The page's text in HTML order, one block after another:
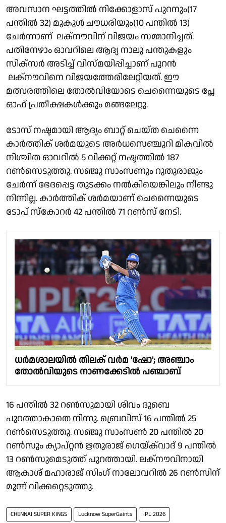
അവസാന ഘട്ടത്തിൽ നിക്കോളാസ് പുറനും(17
പന്തില്‍ 32) മുകുള്‍ ചൗധരിയും(10 പന്തില്‍ 13)
ചേര്‍ന്നാണ് ലക്നൗവിന് വിജയം സമ്മാനിച്ചത്.
പതിനേഴാം ഓവറിലെ ആദ്യ നാലു പന്തുകളും
സിക്സർ അടിച്ച് വിസ്മയിപ്പിച്ചാണ് പുറൻ
ലക്നൗവിനെ വിജയത്തേരിലേറ്റിയത്. ഈ
മത്സരത്തിലെ തോല്‍വിയോടെ ചെന്നൈയുടെ പ്ലേ
ഓഫ് പ്രതീക്ഷകള്‍ക്കും മങ്ങലേറ്റു.
ടോസ് നഷ്ടമായി ആദ്യം ബാറ്റ് ചെയ്ത ചെന്നൈ
കാര്‍ത്തിക് ശര്‍മയുടെ അര്‍ധസെഞ്ചുറി മികവിൽ
നിശ്ചിത ഓവറില്‍ 5 വിക്കറ്റ് നഷ്ടത്തില്‍ 187
റണ്‍സെടുത്തു. സഞ്ജു സാംസണും റുതുരാജും
ചേര്‍ന്ന് ഭേദപ്പെട്ട തുടക്കം നൽകിയെങ്കിലും നീണ്ടു
നിന്നില്ല. കാര്‍ത്തിക് ശര്‍മയാണ് ചെന്നൈയുടെ
ടോപ് സ്കോറര്‍ 42 പന്തില്‍ 71 റൺസ് നേടി.
ധർമശാലയിൽ തിലക് വർമ 'ഷോ'; അഞ്ചാം
തോല്‍വിയുടെ നാണക്കേടിൽ പഞ്ചാബ്
16 പന്തില്‍ 32 റണ്‍സുമായി ശിവം ദുബെ
പുറത്താകാതെ നിന്നു. ബ്രെവിസ് 16 പന്തില്‍ 25
റണ്‍സെടുത്തു. സഞ്ജു സാംസണ്‍ 20 പന്തില്‍ 20
റണ്‍സും ക്യാപ്റ്റൻ ഋതുരാജ് ഗെയ്ക്‌വാദ് 9 പന്തില്‍
13 റണ്‍സുമെടുത്ത് പുറത്തായി. ലക്നൗവിനായി
ആകാശ് മഹാരാജ് സിംഗ് നാലോവറില്‍ 26 റണ്‍സിന്
മൂന്ന് വിക്കറ്റെടുത്തു.
CHENNAI SUPER KINGS Lucknow SuperGaints IPL 2026